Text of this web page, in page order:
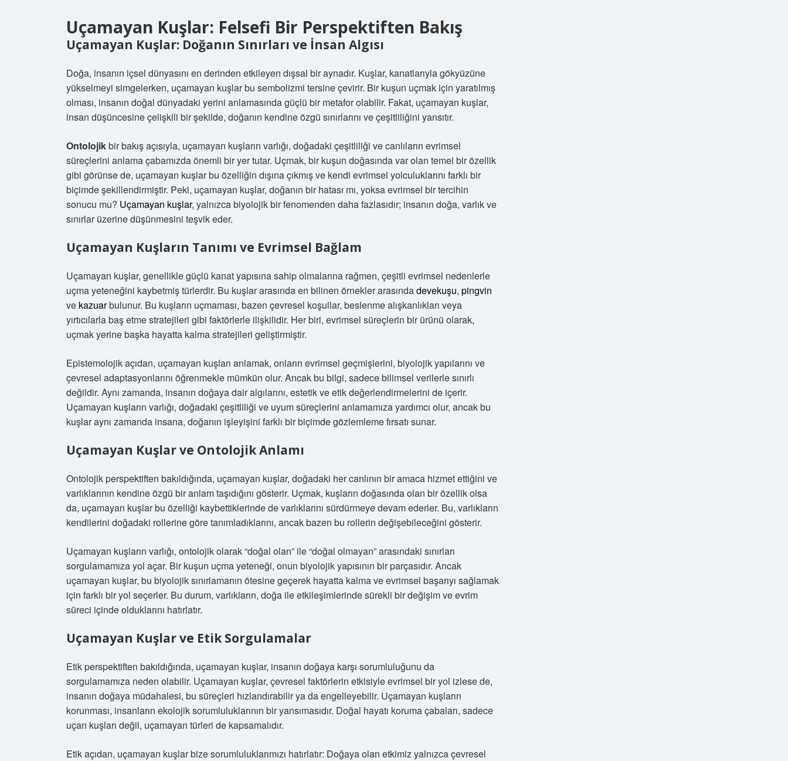
Uçamayan Kuşlar: Felsefi Bir Perspektiften Bakış
Uçamayan Kuşlar: Doğanın Sınırları ve İnsan Algısı
Doğa, insanın içsel dünyasını en derinden etkileyen dışsal bir aynadır. Kuşlar, kanatlarıyla gökyüzüne
yükselmeyi simgelerken, uçamayan kuşlar bu sembolizmi tersine çevirir. Bir kuşun uçmak için yaratılmış
olması, insanın doğal dünyadaki yerini anlamasında güçlü bir metafor olabilir. Fakat, uçamayan kuşlar,
insan düşüncesine çelişkili bir şekilde, doğanın kendine özgü sınırlarını ve çeşitliliğini yansıtır.
Ontolojikbir bakış açısıyla, uçamayan kuşların varlığı, doğadaki çeşitliliği ve canlıların evrimsel
süreçlerini anlama çabamızda önemli bir yer tutar. Uçmak, bir kuşun doğasında var olan temel bir özellik
gibi görünse de, uçamayan kuşlar bu özelliğin dışına çıkmış ve kendi evrimsel yolculuklarını farklı bir
biçimde şekillendirmiştir. Peki, uçamayan kuşlar, doğanın bir hatası mı, yoksa evrimsel bir tercihin
sonucu mu? Uçamayan kuşlar, yalnızca biyolojik bir fenomenden daha fazlasıdır; insanın doğa, varlık ve
sınırlar üzerine düşünmesini teşvik eder.
Uçamayan Kuşların Tanımı ve Evrimsel Bağlam
Uçamayan kuşlar, genellikle güçlü kanat yapısına sahip olmalarına rağmen, çeşitli evrimsel nedenlerle
uçma yeteneğini kaybetmiş türlerdir. Bu kuşlar arasında en bilinen örnekler arasındadevekuşu, pingvin
ve kazuarbulunur. Bu kuşların uçmaması, bazen çevresel koşullar, beslenme alışkanlıkları veya
yırtıcılarla baş etme stratejileri gibi faktörlerle ilişkilidir. Her biri, evrimsel süreçlerin bir ürünü olarak,
uçmak yerine başka hayatta kalma stratejileri geliştirmiştir.
Epistemolojik açıdan, uçamayan kuşları anlamak, onların evrimsel geçmişlerini, biyolojik yapılarını ve
çevresel adaptasyonlarını öğrenmekle mümkün olur. Ancak bu bilgi, sadece bilimsel verilerle sınırlı
değildir. Aynı zamanda, insanın doğaya dair algılarını, estetik ve etik değerlendirmelerini de içerir.
Uçamayan kuşların varlığı, doğadaki çeşitliliği ve uyum süreçlerini anlamamıza yardımcı olur, ancak bu
kuşlar aynı zamanda insana, doğanın işleyişini farklı bir biçimde gözlemleme fırsatı sunar.
Uçamayan Kuşlar ve Ontolojik Anlamı
Ontolojik perspektiften bakıldığında, uçamayan kuşlar, doğadaki her canlının bir amaca hizmet ettiğini ve
varlıklarının kendine özgü bir anlam taşıdığını gösterir. Uçmak, kuşların doğasında olan bir özellik olsa
da, uçamayan kuşlar bu özelliği kaybettiklerinde de varlıklarını sürdürmeye devam ederler. Bu, varlıkların
kendilerini doğadaki rollerine göre tanımladıklarını, ancak bazen bu rollerin değişebileceğini gösterir.
Uçamayan kuşların varlığı, ontolojik olarak “doğal olan” ile “doğal olmayan” arasındaki sınırları
sorgulamamıza yol açar. Bir kuşun uçma yeteneği, onun biyolojik yapısının bir parçasıdır. Ancak
uçamayan kuşlar, bu biyolojik sınırlamanın ötesine geçerek hayatta kalma ve evrimsel başarıyı sağlamak
için farklı bir yol seçerler. Bu durum, varlıkların, doğa ile etkileşimlerinde sürekli bir değişim ve evrim
süreci içinde olduklarını hatırlatır.
Uçamayan Kuşlar ve Etik Sorgulamalar
Etik perspektiften bakıldığında, uçamayan kuşlar, insanın doğaya karşı sorumluluğunu da
sorgulamamıza neden olabilir. Uçamayan kuşlar, çevresel faktörlerin etkisiyle evrimsel bir yol izlese de,
insanın doğaya müdahalesi, bu süreçleri hızlandırabilir ya da engelleyebilir. Uçamayan kuşların
korunması, insanların ekolojik sorumluluklarının bir yansımasıdır. Doğal hayatı koruma çabaları, sadece
uçan kuşları değil, uçamayan türleri de kapsamalıdır.
Etik açıdan, uçamayan kuşlar bize sorumluluklarımızı hatırlatır: Doğaya olan etkimiz yalnızca çevresel